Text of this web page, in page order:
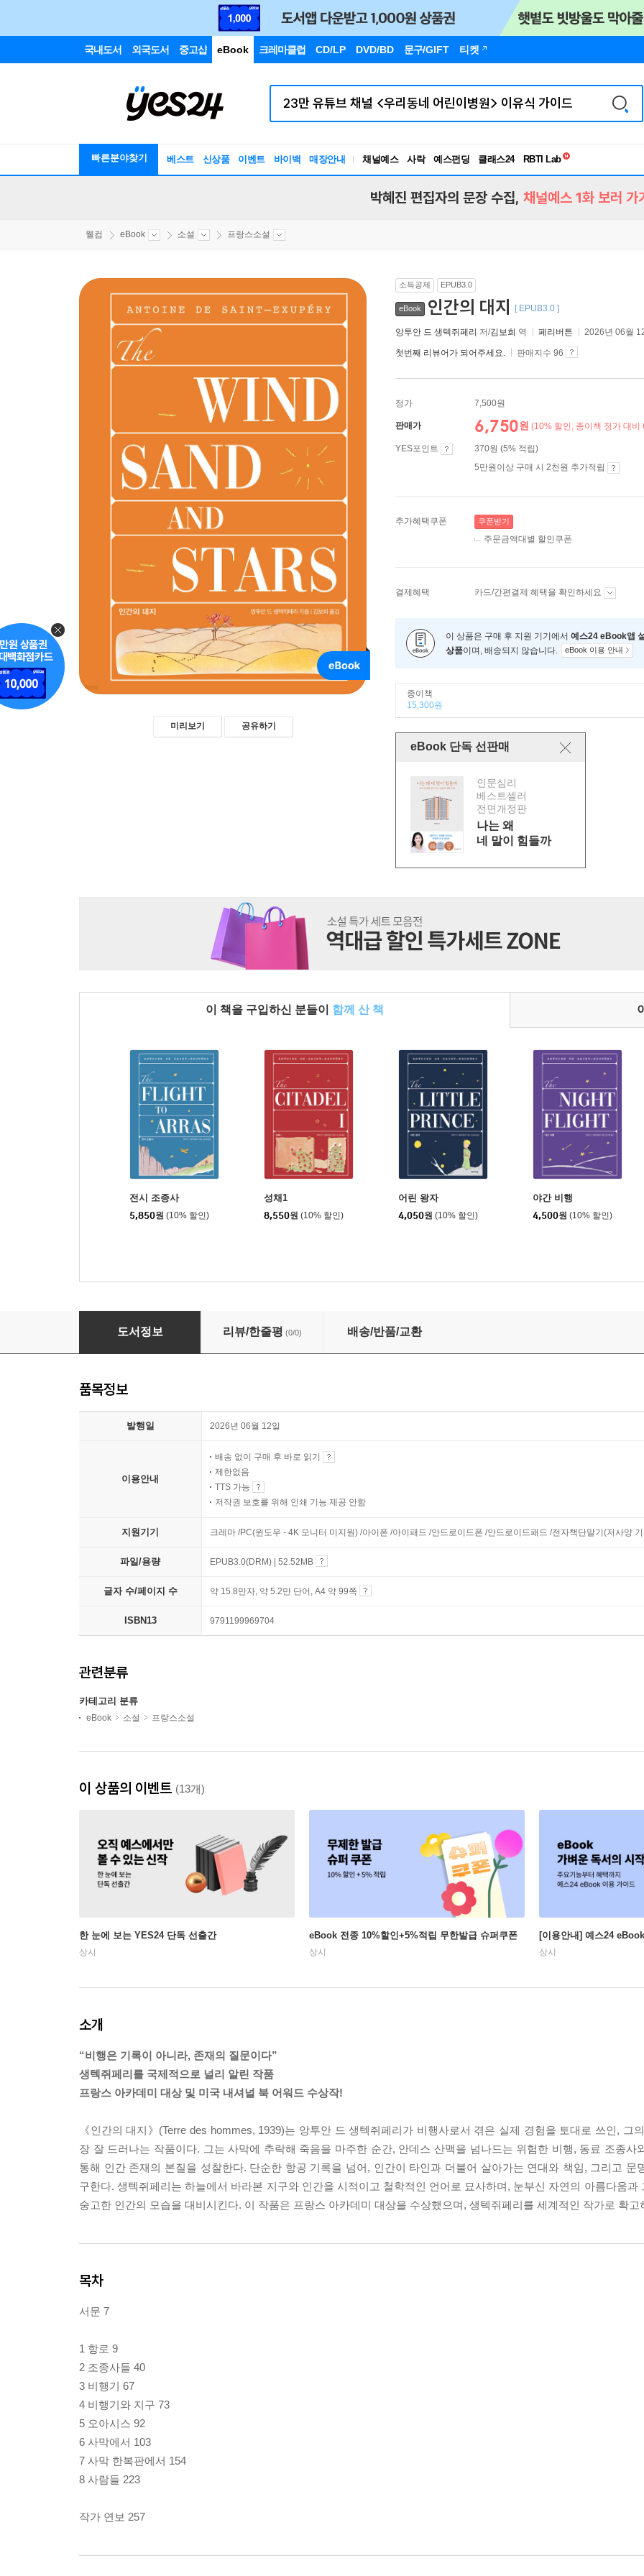
국내도서 외국도서 중고샵 eBook 크레마클럽 CD/LP DVD/BD 문구/GIFT 티켓
빠른분야찾기 베스트 신상품 이벤트 바이백 매장안내 채널예스 사락 예스펀딩 클래스24
독서유형검사
박혜진 편집자의 문장 수집, 채널예스 1화 보러 가
웰컴 eBook 소설 프랑스소설
미리보기 공유하기
소득공제 EPUB3.0
eBook 인간의 대지 [ EPUB3.0 ]
앙투안 드 생텍쥐페리 저/김보희 역 페리버튼 2026년 06월
첫번째 리뷰어가 되어주세요. 판매지수 96
정가 7,500원
판매가 6,750원 (10% 할인, 종이책 정가 대비
YES포인트
370원 (5% 적립)
5만원이상 구매 시 2천원 추가적립
추가혜택쿠폰 쿠폰받기
주문금액대별 할인쿠폰
결제혜택 카드/간편결제 혜택을 확인하세요
이 상품은 구매 후 지원 기기에서 예스24 eBook앱
상품이며, 배송되지 않습니다. eBook 이용 안내
종이책
15,300원
eBook 단독 선판매
인문심리
베스트셀러
전면개정판
나는 왜
네 말이 힘들까
이 책을 구입하신 분들이 함께 산 책
전시 조종사
5,850원 (10% 할인)
성채1
8,550원 (10% 할인)
어린 왕자
4,050원 (10% 할인)
야간 비행
4,500원 (10% 할인)
인간의 대지
도서정보 리뷰/한줄평 (0/0) 배송/반품/교환
품목정보
발행일 2026년 06월 12일
이용안내
배송 없이 구매 후 바로 읽기
제한없음
TTS 가능
저작권 보호를 위해 인쇄 기능 제공 안함
지원기기 크레마 /PC(윈도우 - 4K 모니터 미지원) /아이폰 /아이패드 /안드로이드폰 /안드로이드패드 /전자책단말기(저사양
파일/용량 EPUB3.0(DRM) | 52.52MB
글자 수/페이지 수 약 15.8만자, 약 5.2만 단어, A4 약 99쪽
ISBN13 9791199969704
관련분류
카테고리 분류
eBook 소설 프랑스소설
이 상품의 이벤트 (13개)
한 눈에 보는 YES24 단독 선출간
상시
eBook 전종 10%할인+5%적립 무한발급 슈퍼쿠폰
상시
[이용안내] 예스24
상시
소개
“비행은 기록이 아니라, 존재의 질문이다”
생텍쥐페리를 국제적으로 널리 알린 작품
프랑스 아카데미 대상 및 미국 내셔널 북 어워드 수상작!
《인간의 대지》(Terre des hommes, 1939)는 앙투안 드 생텍쥐페리가 비행사로서 겪은 실제 경험을 토대로 쓰인, 그
장 잘 드러나는 작품이다. 그는 사막에 추락해 죽음을 마주한 순간, 안데스 산맥을 넘나드는 위험한 비행, 동료 조종사
통해 인간 존재의 본질을 성찰한다. 단순한 항공 기록을 넘어, 인간이 타인과 더불어 살아가는 연대와 책임, 그리고 문
구한다. 생텍쥐페리는 하늘에서 바라본 지구와 인간을 시적이고 철학적인 언어로 묘사하며, 눈부신 자연의 아름다움과
숭고한 인간의 모습을 대비시킨다. 이 작품은 프랑스 아카데미 대상을 수상했으며, 생텍쥐페리를 세계적인 작가로 확
목차
서문 7
1 항로 9
2 조종사들 40
3 비행기 67
4 비행기와 지구 73
5 오아시스 92
6 사막에서 103
7 사막 한복판에서 154
8 사람들 223
작가 연보 257